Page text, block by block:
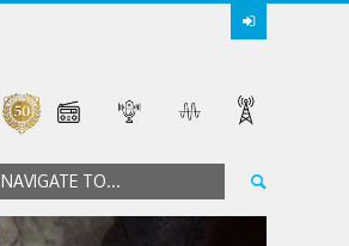
NAVIGATE TO...